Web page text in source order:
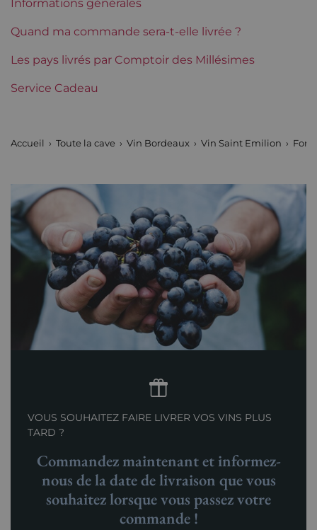
Tranche de prix De 50 à 80 €
Informations générales
Quand ma commande sera-t-elle livrée ?
Les pays livrés par Comptoir des Millésimes
Service Cadeau
Accueil Toute la cave Vin Bordeaux Vin Saint Emilion
VOUS SOUHAITEZ FAIRE LIVRER VOS VINS PLUS
TARD ?
Commandez maintenant et informez-
nous de la date de livraison que vous
souhaitez lorsque vous passez votre
commande !